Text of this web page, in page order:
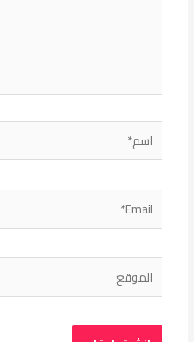
اسم*
Email*